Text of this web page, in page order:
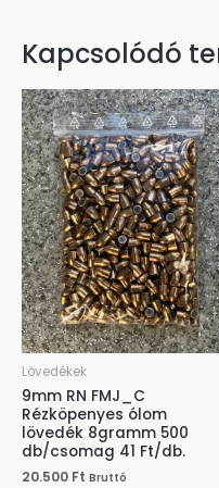
Kapcsolódó
Lövedékek
9mm RN FMJ_C
Rézköpenyes ólom
lövedék 8gramm 500
db/csomag 41 Ft/db.
20.500 Ft Bruttó